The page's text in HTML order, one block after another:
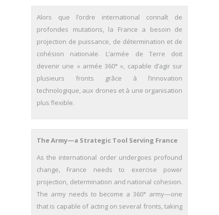
Alors que l’ordre international connaît de
profondes mutations, la France a besoin de
projection de puissance, de détermination et de
cohésion nationale. L’armée de Terre doit
devenir une « armée 360° », capable d’agir sur
plusieurs fronts grâce à l’innovation
technologique, aux drones et à une organisation
plus flexible.
The Army—a Strategic Tool Serving France
As the international order undergoes profound
change, France needs to exercise power
projection, determination and national cohesion.
The army needs to become a 360° army—one
that is capable of acting on several fronts, taking